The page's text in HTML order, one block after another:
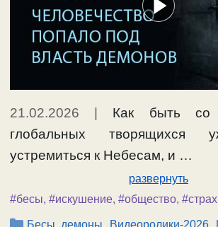
21.02.2026
Как быть со
глобальных творящихся
устремиться к Небесам, и …
развернуть
#бесы, #искушение, #общество, #страх
Рубрики